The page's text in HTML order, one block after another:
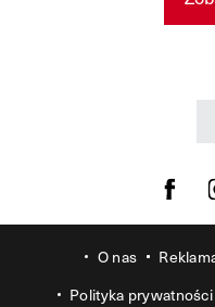
Visit us
O nas
Polityka prywatności